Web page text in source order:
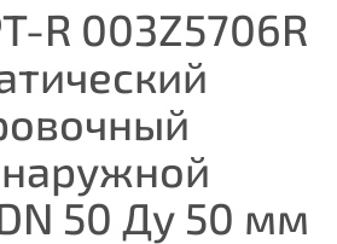
R 003Z5706R
50 Ду 50 мм